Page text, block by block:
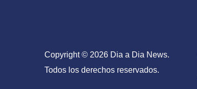
Copyright © 2026 Dia a Dia News.
Todos los derechos reservados.